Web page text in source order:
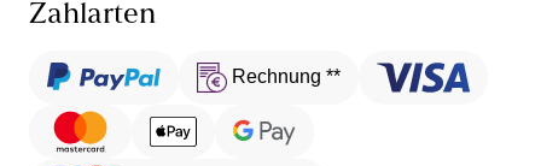
Zahlarten
Rechnung **